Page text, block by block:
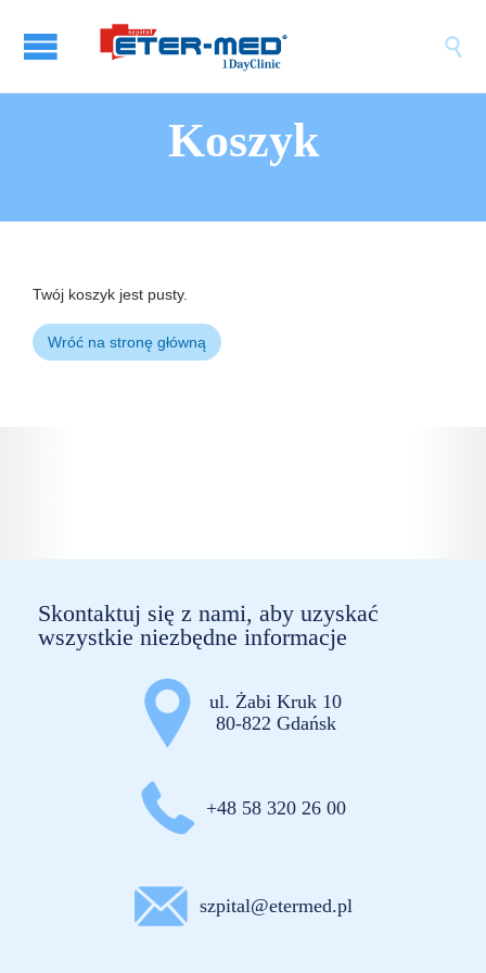

Koszyk
Twój koszyk jest pusty.
Wróć na stronę główną
Skontaktuj się z nami, aby uzyskać
wszystkie niezbędne informacje
ul. Żabi Kruk 10
80-822 Gdańsk
+48 58 320 26 00
szpital@etermed.pl